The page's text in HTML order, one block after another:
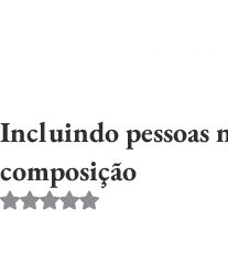
Incluindo pessoas
composição
Avaliado com NaN de 5